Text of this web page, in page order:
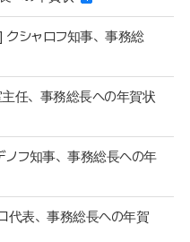
クシャロフ知事、事務総
任、事務総長への年賀状
ノフ知事、事務総長への年
代表、事務総長への年賀